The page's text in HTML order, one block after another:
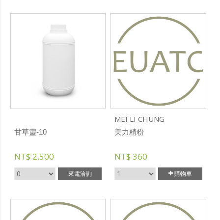
甘草靈-10
NT$ 2,500
來電洽詢
MEI LI CHUNG
美力精粉
NT$ 360
購物車